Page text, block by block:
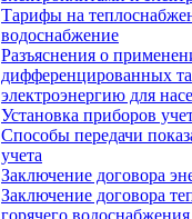
Тарифы на
водоснабжение
Разъяснения о
дифференцированных
электроэнергию для
Установка приборов
Способы передачи
учета
Заключение договора
Заключение договора
горячего водоснабжения